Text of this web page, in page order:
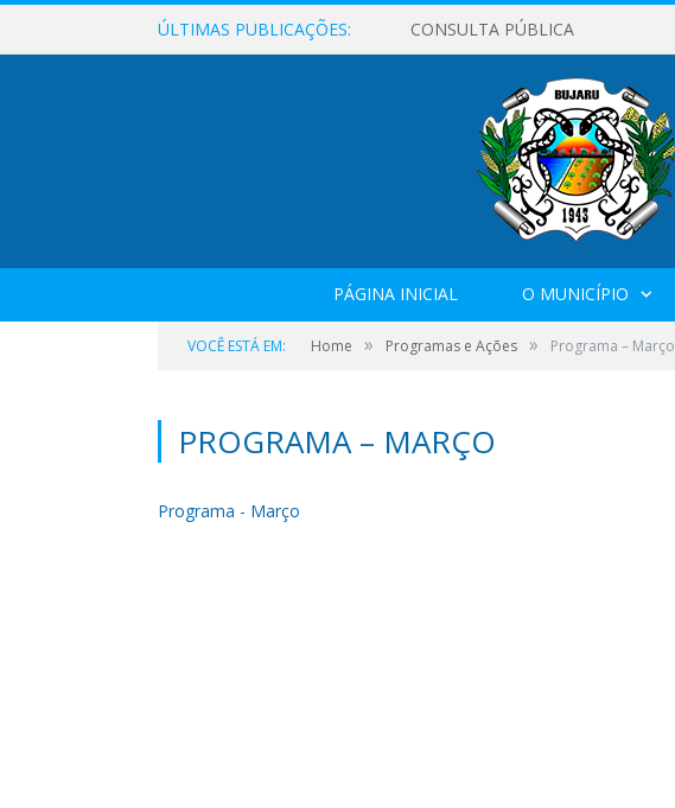
ÚLTIMAS PUBLICAÇÕES: CONSULTA PÚBLICA
PÁGINA INICIAL O MUNICÍPIO
VOCÊ ESTÁ EM: Home » Programas e Ações » Programa – Março
PROGRAMA – MARÇO
Programa - Março